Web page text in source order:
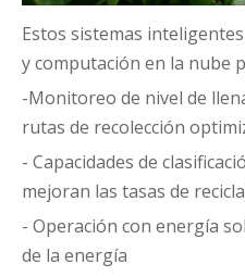
Estos sistemas
y computación en la nube
-Monitoreo de nivel de
rutas de recolección
- Capacidades de
mejoran las tasas de
- Operación con energía
de la energía